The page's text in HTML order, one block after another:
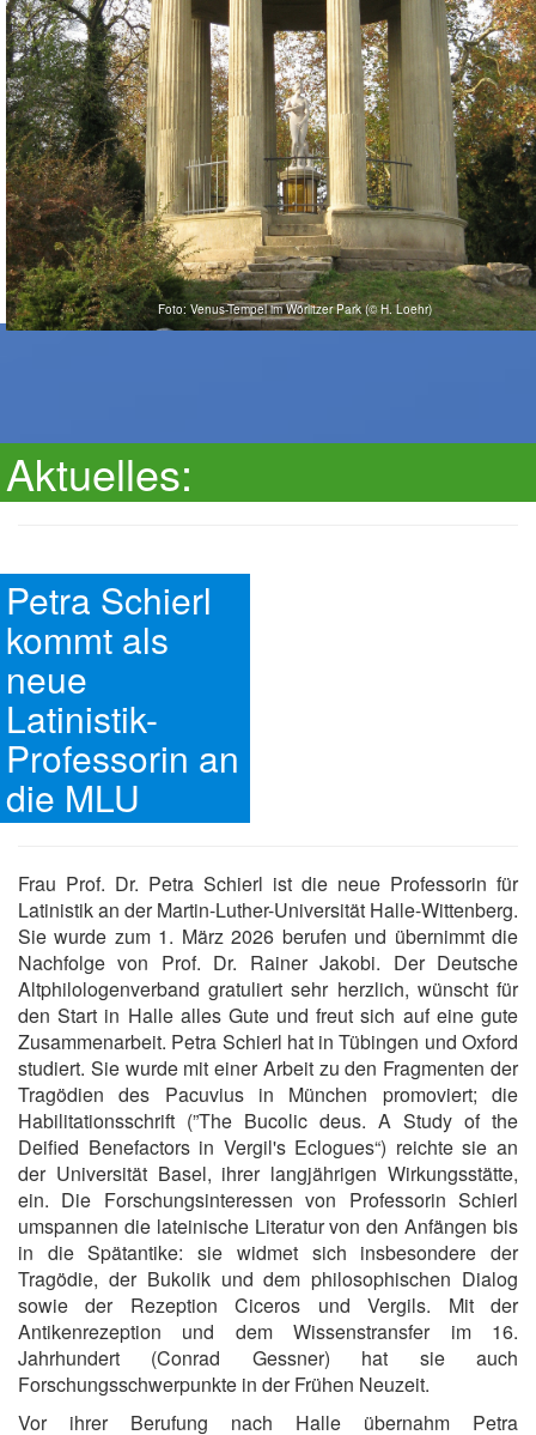
Foto: Venus-Tempel im Wörlitzer Park (© H. Loehr)
Aktuelles:
Petra Schierl
kommt als
neue
Latinistik-
Professorin an
die MLU
Frau Prof. Dr. Petra Schierl ist die neue Professorin für
Latinistik an der Martin-Luther-Universität Halle-Wittenberg.
Sie wurde zum 1. März 2026 berufen und übernimmt die
Nachfolge von Prof. Dr. Rainer Jakobi. Der Deutsche
Altphilologenverband gratuliert sehr herzlich, wünscht für
den Start in Halle alles Gute und freut sich auf eine gute
Zusammenarbeit. Petra Schierl hat in Tübingen und Oxford
studiert. Sie wurde mit einer Arbeit zu den Fragmenten der
Tragödien des Pacuvius in München promoviert; die
Habilitationsschrift (”The Bucolic deus. A Study of the
Deified Benefactors in Vergil's Eclogues“) reichte sie an
der Universität Basel, ihrer langjährigen Wirkungsstätte,
ein. Die Forschungsinteressen von Professorin Schierl
umspannen die lateinische Literatur von den Anfängen bis
in die Spätantike: sie widmet sich insbesondere der
Tragödie, der Bukolik und dem philosophischen Dialog
sowie der Rezeption Ciceros und Vergils. Mit der
Antikenrezeption und dem Wissenstransfer im 16.
Jahrhundert (Conrad Gessner) hat sie auch
Forschungsschwerpunkte in der Frühen Neuzeit.
Vor ihrer Berufung nach Halle übernahm Petra